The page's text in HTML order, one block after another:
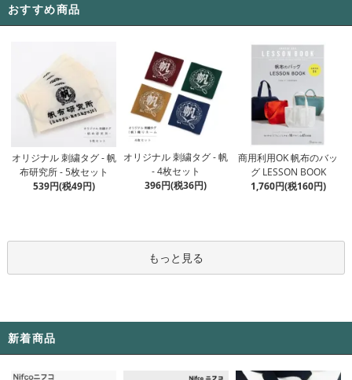
おすすめ商品
オリジナル 刺繍タグ - 帆
布研究所 - 5枚セット
539円(税49円)
オリジナル 刺繍タグ - 帆
- 4枚セット
396円(税36円)
商用利用OK 帆布のバッ
グ LESSON BOOK
1,760円(税160円)
もっと見る
新着商品